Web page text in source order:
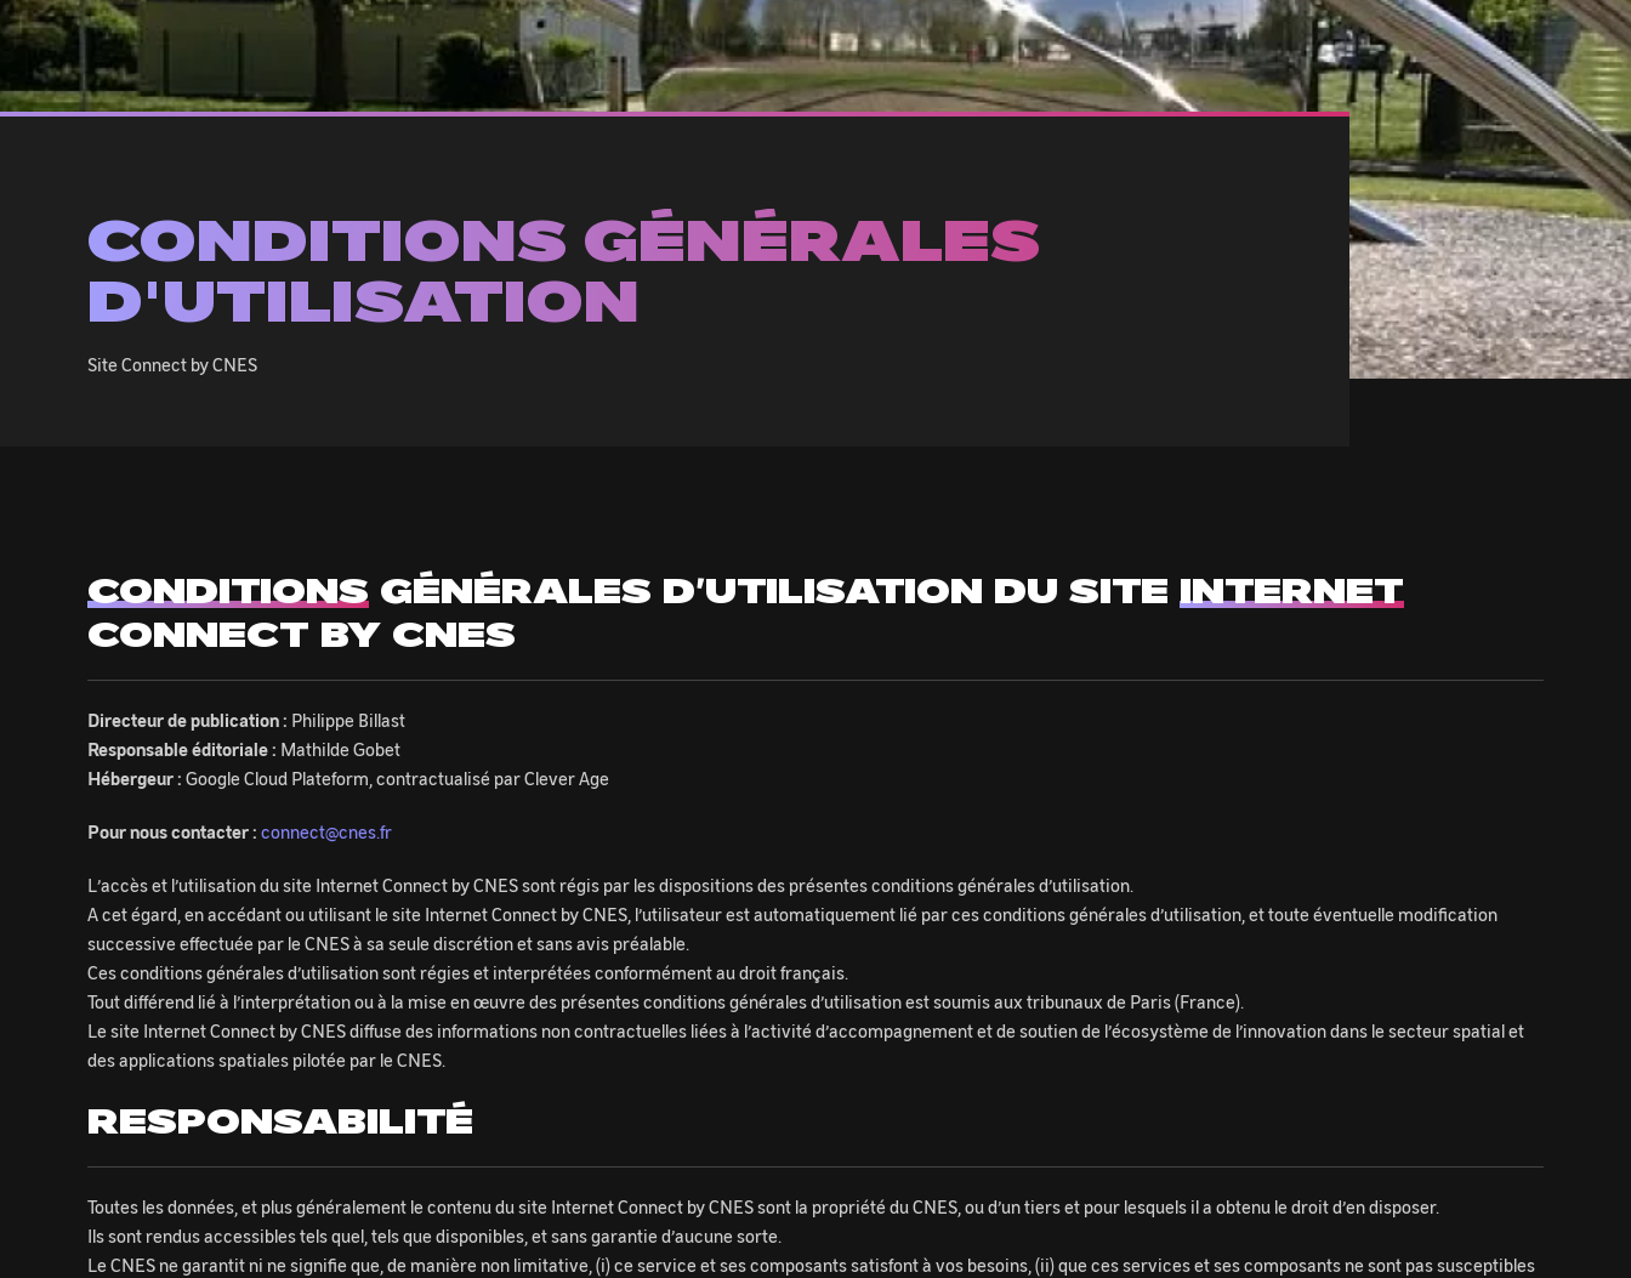
CONDITIONS GÉNÉRALES
D'UTILISATION
Site Connect by CNES
CONDITIONS GÉNÉRALES D’UTILISATION DU SITE INTERNET
CONNECT BY CNES
Directeur de publication : Philippe Billast
Responsable éditoriale : Mathilde Gobet
Hébergeur : Google Cloud Plateform, contractualisé par Clever Age
Pour nous contacter : connect@cnes.fr
L’accès et l’utilisation du site Internet Connect by CNES sont régis par les dispositions des présentes conditions générales d’utilisation.
A cet égard, en accédant ou utilisant le site Internet Connect by CNES, l’utilisateur est automatiquement lié par ces conditions générales d’utilisation, et toute éventuelle modification
successive effectuée par le CNES à sa seule discrétion et sans avis préalable.
Ces conditions générales d’utilisation sont régies et interprétées conformément au droit français.
Tout différend lié à l’interprétation ou à la mise en œuvre des présentes conditions générales d’utilisation est soumis aux tribunaux de Paris (France).
Le site Internet Connect by CNES diffuse des informations non contractuelles liées à l’activité d’accompagnement et de soutien de l’écosystème de l’innovation dans le secteur spatial et
des applications spatiales pilotée par le CNES.
RESPONSABILITÉ
Toutes les données, et plus généralement le contenu du site Internet Connect by CNES sont la propriété du CNES, ou d’un tiers et pour lesquels il a obtenu le droit d’en disposer.
Ils sont rendus accessibles tels quel, tels que disponibles, et sans garantie d’aucune sorte.
Le CNES ne garantit ni ne signifie que, de manière non limitative, (i) ce service et ses composants satisfont à vos besoins, (ii) que ces services et ses composants ne sont pas susceptibles